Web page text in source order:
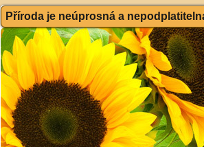
Příroda je neúprosná a